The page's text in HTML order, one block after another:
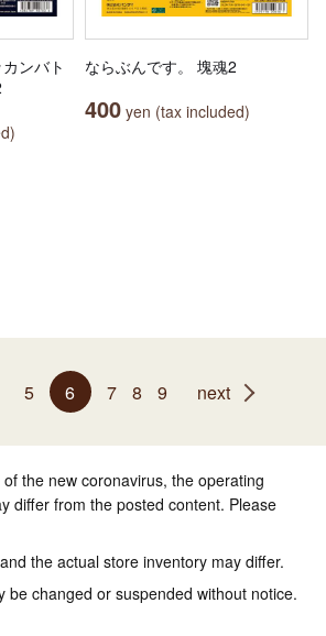
ンバト
ならぶんです。 塊魂2
400 yen (tax included)
5 6 7 8 9 next
the new coronavirus, the operating
differ from the posted content. Please
the actual store inventory may differ.
be changed or suspended without notice.